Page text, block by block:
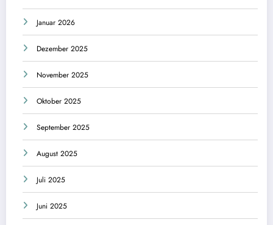
Januar 2026
Dezember 2025
November 2025
Oktober 2025
September 2025
August 2025
Juli 2025
Juni 2025